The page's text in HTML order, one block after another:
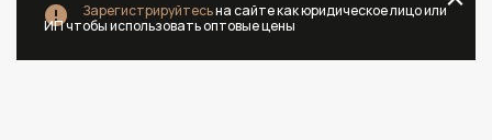
Зарегистрируйтесьна сайте как юридическое лицо или
ИП чтобы использовать оптовые цены